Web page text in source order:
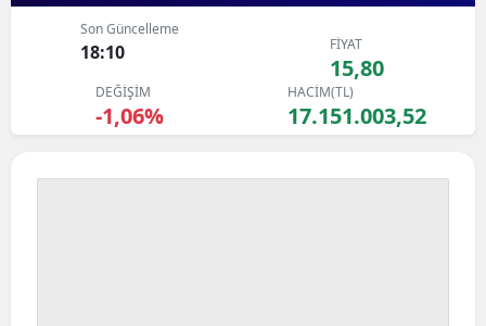
Son Güncelleme
18:10 FİYAT
15,80
DEĞİŞİM
-1,06%
HACİM(TL)
17.151.003,52